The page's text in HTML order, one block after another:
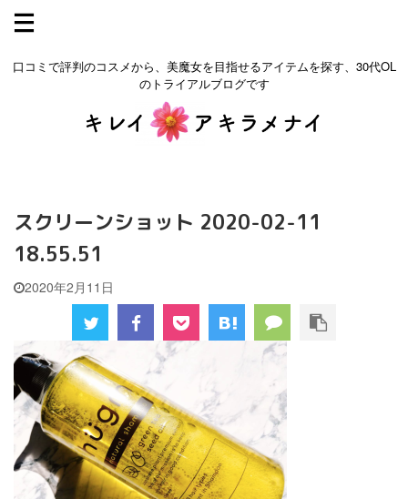
口コミで評判のコスメから、美魔女を目指せるアイテムを探す、30代OL
のトライアルブログです
スクリーンショット 2020-02-11
18.55.51
2020年2月11日